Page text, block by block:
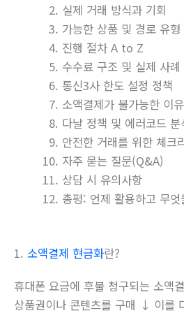
실제 거래 방식과 기회
가능한 상품 및 경로 유형
진행 절차 A to Z
수수료 구조 및 실제 사례
통신3사 한도 설정 정책
소액결제가 불가능한 이유
다날 정책 및 에러코드 분
안전한 거래를 위한 체크
자주 묻는 질문(Q&A)
상담 시 유의사항
총평: 언제 활용하고 무
1. 소액결제 현금화란?
휴대폰 요금에 후불 청구되는 소액
상품권이나 콘텐츠를 구매 ↓ 이를